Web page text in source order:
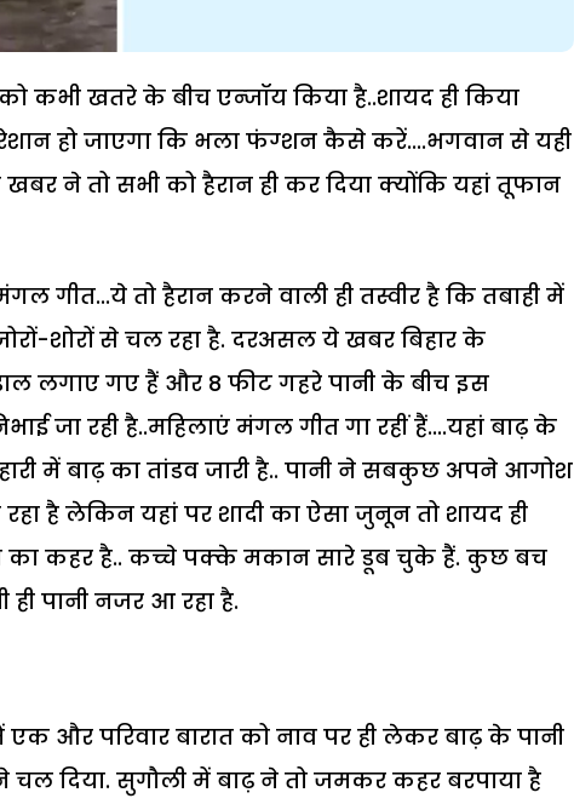
कभी खतरे के बीच एन्जॉय किया है..शायद ही किया
हो जाएगा कि भला फंग्शन कैसे करें....भगवान से यही
ने तो सभी को हैरान ही कर दिया क्योंकि यहां तूफान
गीत...ये तो हैरान करने वाली ही तस्वीर है कि तबाही में
शोरों से चल रहा है. दरअसल ये खबर बिहार के
लगाए गए हैं और 8 फीट गहरे पानी के बीच इस
जा रही है..महिलाएं मंगल गीत गा रहीं हैं....यहां बाढ़ के
में बाढ़ का तांडव जारी है.. पानी ने सबकुछ अपने आगोश
है लेकिन यहां पर शादी का ऐसा जुनून तो शायद ही
का कहर है.. कच्चे पक्के मकान सारे डूब चुके हैं. कुछ बच
पानी नजर आ रहा है.
और परिवार बारात को नाव पर ही लेकर बाढ़ के पानी
चल दिया. सुगौली में बाढ़ ने तो जमकर कहर बरपाया है